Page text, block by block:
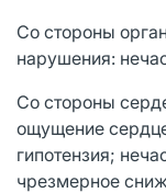
Со стороны
нарушения:
Со стороны
ощущение
гипотензия;
чрезмерное